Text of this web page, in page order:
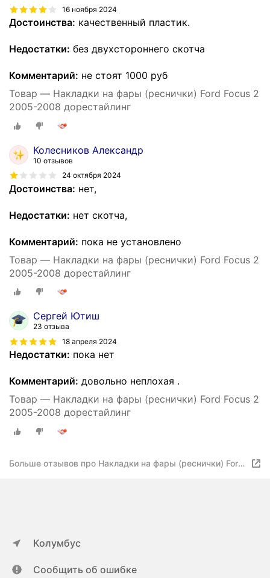
16 ноября 2024
Достоинства: качественный пластик.
Недостатки: без двухстороннего скотча
Комментарий: не стоят 1000 руб
Товар — Накладки на фары (реснички) Ford Focus 2
2005-2008 дорестайлинг
Колесников Александр
10 отзывов
24 октября 2024
Достоинства: нет,
Недостатки: нет скотча,
Комментарий: пока не установлено
Товар — Накладки на фары (реснички) Ford Focus 2
2005-2008 дорестайлинг
Сергей Ютиш
23 отзыва
18 апреля 2024
Недостатки: пока нет
Комментарий: довольно неплохая .
Товар — Накладки на фары (реснички) Ford Focus 2
2005-2008 дорестайлинг
Больше отзывов про Накладки на фары (реснички) Ford
Колумбус
Сообщить об ошибке